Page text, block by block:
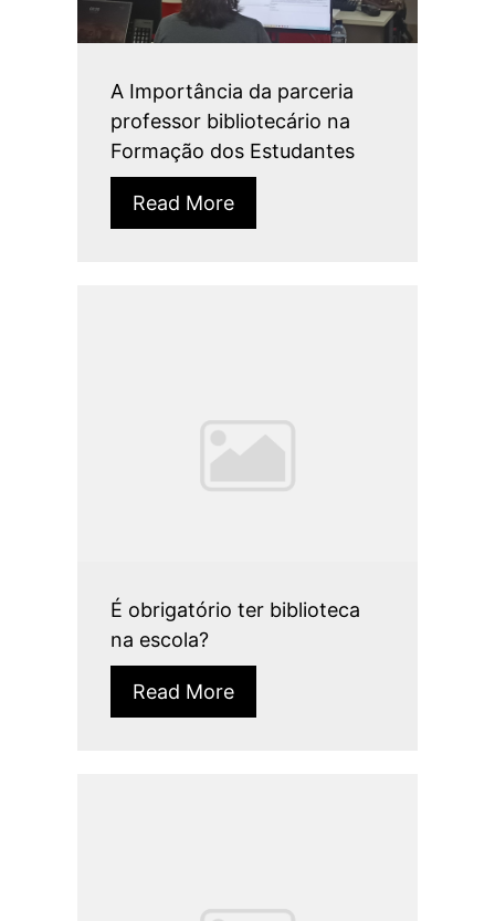
A Importância da parceria
professor bibliotecário na
Formação dos Estudantes
Read More
É obrigatório ter biblioteca
na escola?
Read More